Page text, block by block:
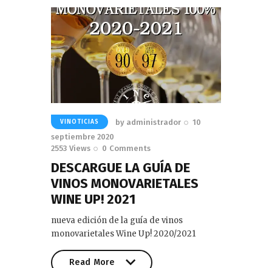
VINOTICIAS by administrador
10
septiembre 2020
2553 Views 0 Comments
DESCARGUE LA GUÍA DE
VINOS MONOVARIETALES
WINE UP! 2021
nueva edición de la guía de vinos
monovarietales Wine Up! 2020/2021
Read More